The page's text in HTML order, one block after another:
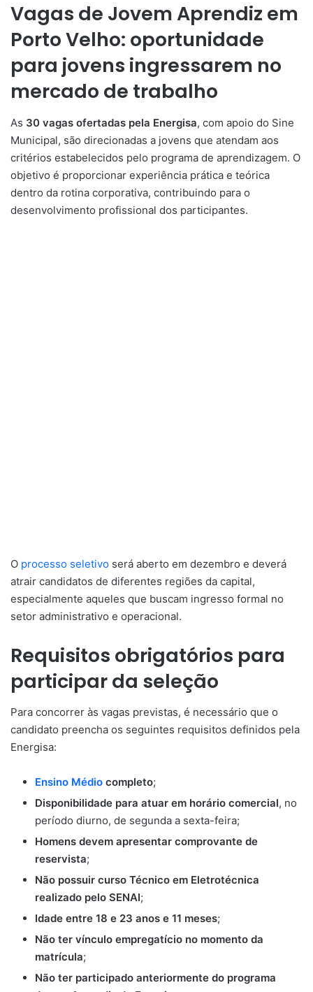
Vagas de Jovem Aprendiz em
Porto Velho: oportunidade
para jovens ingressarem no
mercado de trabalho
As 30 vagas ofertadas pela Energisa, com apoio do Sine
Municipal, são direcionadas a jovens que atendam aos
critérios estabelecidos pelo programa de aprendizagem. O
objetivo é proporcionar experiência prática e teórica
dentro da rotina corporativa, contribuindo para o
desenvolvimento profissional dos participantes.
O processo seletivo será aberto em dezembro e deverá
atrair candidatos de diferentes regiões da capital,
especialmente aqueles que buscam ingresso formal no
setor administrativo e operacional.
Requisitos obrigatórios para
participar da seleção
Para concorrer às vagas previstas, é necessário que o
candidato preencha os seguintes requisitos definidos pela
Energisa:
Ensino Médio completo;
Disponibilidade para atuar em horário comercial, no
período diurno, de segunda a sexta-feira;
Homens devem apresentar comprovante de
reservista;
Não possuir curso Técnico em Eletrotécnica
realizado pelo SENAI;
Idade entre 18 e 23 anos e 11 meses;
Não ter vínculo empregatício no momento da
matrícula;
Não ter participado anteriormente do programa